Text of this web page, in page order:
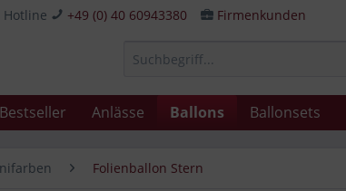
Hotline +49 (0) 40 60943380 Firmenkunden
Bestseller Anlässe Ballons Ballonsets
Folienballon Stern